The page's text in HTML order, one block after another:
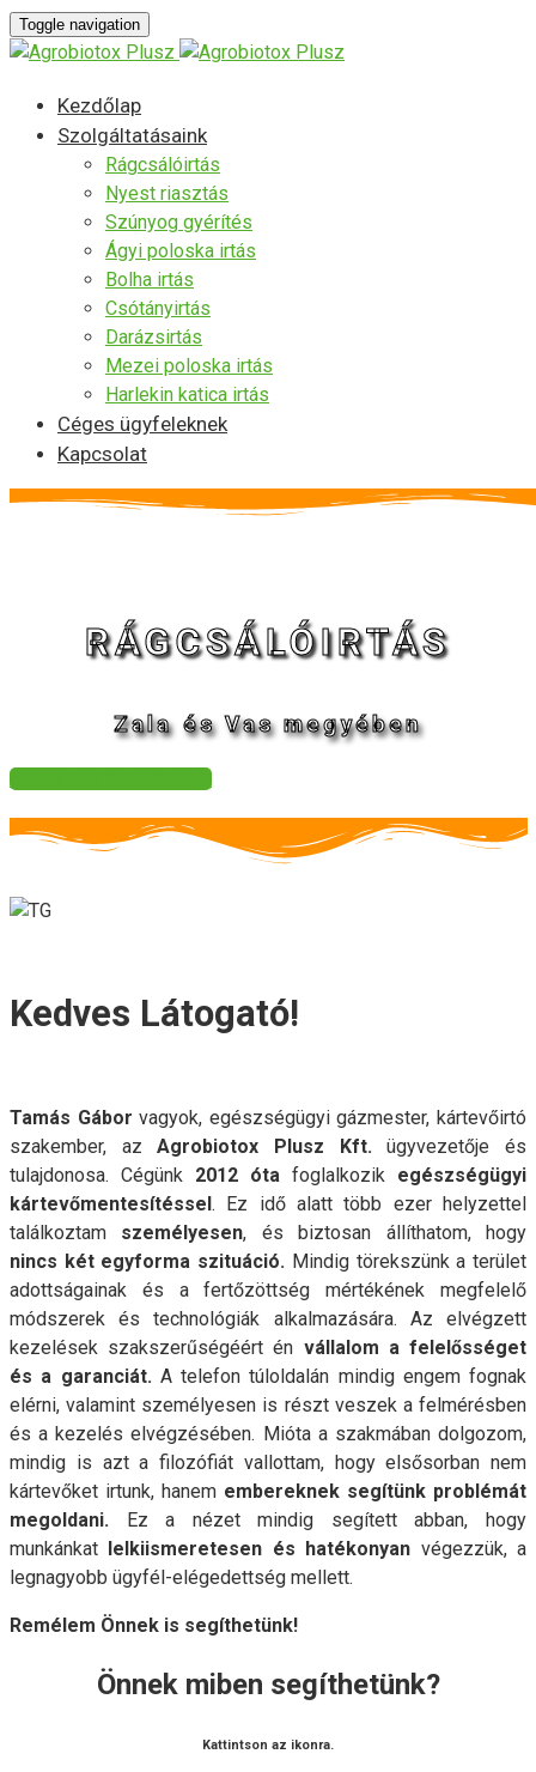
Toggle navigation
Kezdőlap
Szolgáltatásaink
Rágcsálóirtás
Nyest riasztás
Szúnyog gyérítés
Ágyi poloska irtás
Bolha irtás
Csótányirtás
Darázsirtás
Mezei poloska irtás
Harlekin katica irtás
Céges ügyfeleknek
Kapcsolat
RÁGCSÁLÓIRTÁS
Zala és Vas megyében
HÍVÁS +36 30 740 6350
Kedves Látogató!
Tamás Gábor vagyok, egészségügyi gázmester, kártevőirtó
szakember, azAgrobiotox Plusz Kft. ügyvezetője és
tulajdonosa. Cégünk 2012 óta foglalkozik egészségügyi
kártevőmentesítéssel. Ez idő alatt több ezer helyzettel
találkoztam személyesen, és biztosan állíthatom, hogy
nincs két egyforma szituáció. Mindig törekszünk a terület
adottságainak és a fertőzöttség mértékének megfelelő
módszerek és technológiák alkalmazására. Az elvégzett
kezelések szakszerűségéért én vállalom a felelősséget
és a garanciát. A telefon túloldalán mindig engem fognak
elérni, valamint személyesen is részt veszek a felmérésben
és a kezelés elvégzésében. Mióta a szakmában dolgozom,
mindig is azt a filozófiát vallottam, hogy elsősorban nem
kártevőket irtunk, hanem embereknek segítünk problémát
megoldani. Ez a nézet mindig segített abban, hogy
munkánkat lelkiismeretesen és hatékonyan végezzük, a
legnagyobb ügyfél-elégedettség mellett.
Remélem Önnek is segíthetünk!
Önnek miben segíthetünk?
Kattintson az ikonra.